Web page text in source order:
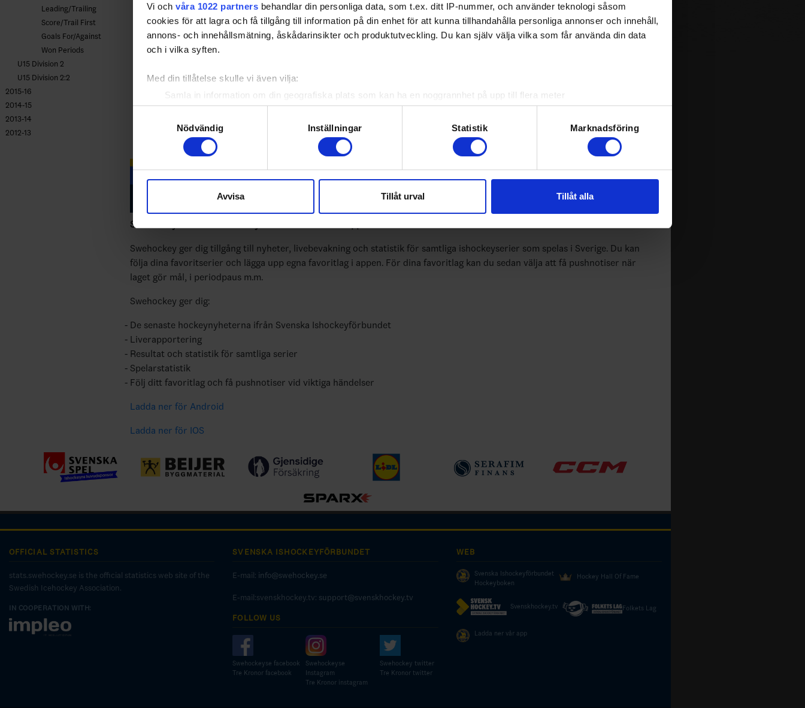
Vi och våra 1022 partners behandlar din personliga data, som t.ex. ditt IP-nummer, och använder teknologi såsom
cookies för att lagra och få tillgång till information på din enhet för att kunna tillhandahålla personliga annonser och innehåll,
annons- och innehållsmätning, åskådarinsikter och produktutveckling. Du kan själv välja vilka som får använda din data
och i vilka syften.
Med din tillåtelse skulle vi även vilja:
Samla in information om din geografiska plats som kan ha en noggrannhet på upp till flera meter
Identifiera din enhet genom att aktivt skanna den för specifika kännetecken (fingeravtryck)
Ta reda på mer om hur dina personliga uppgifter behandlas och ställ in dina preferenser i
detaljsektionen. Du kan ändra
eller dra tillbaka ditt samtycke när som helst från cookie-förklaringen.
Vi använder enhetsidentifierare för att anpassa innehållet och annonserna till användarna, tillhandahålla funktioner för
sociala medier och analysera vår trafik. Vi vidarebefordrar även sådana identifierare och annan information från din enhet
till de sociala medier och annons- och analysföretag som vi samarbetar med. Dessa kan i sin tur kombinera informationen
med annan information som du har tillhandahållit eller som de har samlat in när du har använt deras tjänster.
Nödvändig
Inställningar Statistik Marknadsföring
Avvisa Tillåt urval Tillåt alla
Leading/Trailing
Score/Trail First
Goals For/Against
Won Periods
U15 Division 2
U15 Division 2:2
2015-16
2014-15
2013-14
2012-13
Swehockey – Svenska Ishockeyförbundets officiella app
Swehockey ger dig tillgång till nyheter, livebevakning och statistik för samtliga ishockeyserier som spelas i Sverige. Du kan
följa dina favoritserier och lägga upp egna favoritlag i appen. För dina favoritlag kan du sedan välja att få pushnotiser när
laget gör mål, i periodpaus m.m.
Swehockey ger dig:
De senaste hockeynyheterna ifrån Svenska Ishockeyförbundet
Liverapportering
Resultat och statistik för samtliga serier
Spelarstatistik
Följ ditt favoritlag och få pushnotiser vid viktiga händelser
Ladda ner för Android
Ladda ner för IOS
OFFICIAL STATISTICS
stats.swehockey.se is the official statistics web site of the
Swedish Icehockey Association.
IN COOPERATION WITH:
SVENSKA ISHOCKEYFÖRBUNDET
E-mail: info@swehockey.se
E-mail:svenskhockey.tv: support@svenskhockey.tv
FOLLOW US
Swehockeyse facebook
Tre Kronor facebook
Swehockeyse
Instagram
Tre Kronor instagram
Swehockey twitter
Tre Kronor twitter
WEB
Svenska Ishockeyförbundet
Hockeyboken
Hockey Hall Of Fame
Svenskhockey.tv Folkets Lag
Ladda ner vår app